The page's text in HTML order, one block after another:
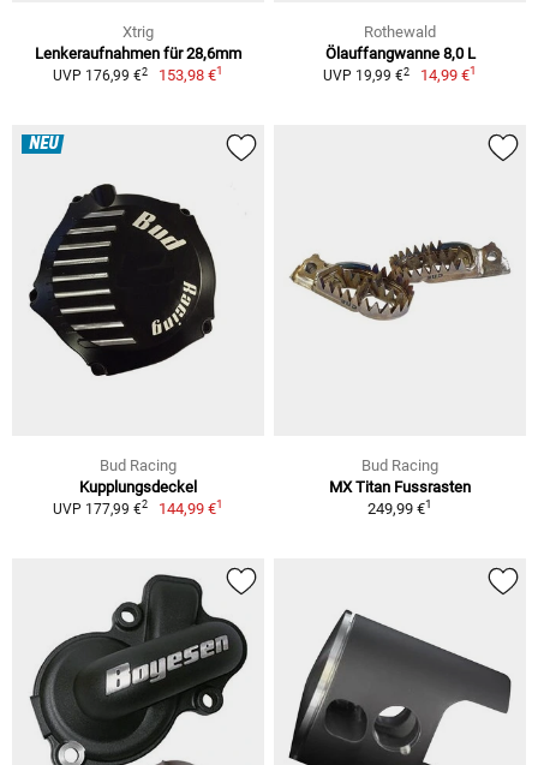
Xtrig
Lenkeraufnahmen für 28,6mm
UVP 176,99 €2 153,98 €1
Rothewald
Ölauffangwanne 8,0 L
UVP 19,99 €2 14,99 €1
NEU
Bud Racing
Kupplungsdeckel
UVP 177,99 €2 144,99 €1
Bud Racing
MX Titan Fussrasten
249,99 €1